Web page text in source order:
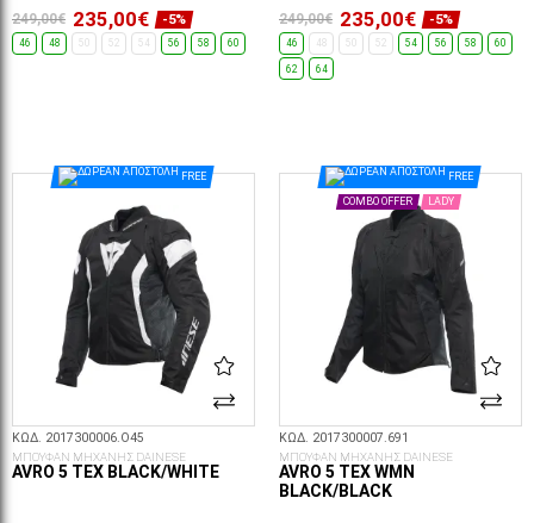
249,00€ 235,00€ -5%
46 48 50 52 54 56 58 60
249,00€ 235,00€ -5%
46 48 50 52 54 56 58 60
62 64
FREE
ΚΩΔ. 2017300006.O45
ΜΠΟΥΦΑΝ ΜΗΧΑΝΗΣ DAINESE
AVRO 5 TEX BLACK/WHITE
FREE
COMBO OFFER LADY
ΚΩΔ. 2017300007.691
ΜΠΟΥΦΑΝ ΜΗΧΑΝΗΣ DAINESE
AVRO 5 TEX WMN
BLACK/BLACK